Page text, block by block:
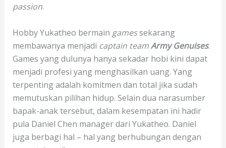
passion.
Hobby Yukatheo bermain gamessekarang
membawanya menjadi captain teamArmy Genuises.
Games yang dulunya hanya sekadar hobi kini dapat
menjadi profesi yang menghasilkan uang. Yang
terpenting adalah komitmen dan total jika sudah
memutuskan pilihan hidup. Selain dua narasumber
bapak-anak tersebut, dalam kesempatan ini hadir
pula Daniel Chen manager dari Yukatheo. Daniel
juga berbagi hal – hal yang berhubungan dengan